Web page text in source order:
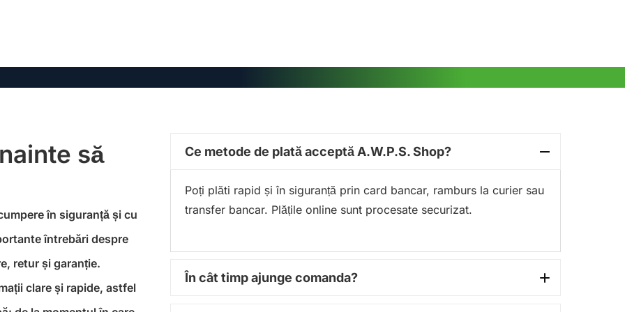
să
în siguranță și cu
întrebări despre
retur și garanție.
clare și rapide, astfel
Ce metode de plată acceptă A.W.P.S. Shop?
Poți plăti rapid și în siguranță prin card bancar, ramburs la curier sau
transfer bancar. Plățile online sunt procesate securizat.
În cât timp ajunge comanda?